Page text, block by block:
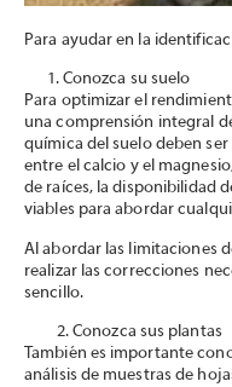
Para ayudar en la
1. Conozca su suelo
Para optimizar el
una comprensión integral
química del suelo deben
entre el calcio y el
de raíces, la disponibilidad
viables para abordar
Al abordar las limitaciones
realizar las correcciones
sencillo.
Conozca sus plantas
También es importante
análisis de muestras de